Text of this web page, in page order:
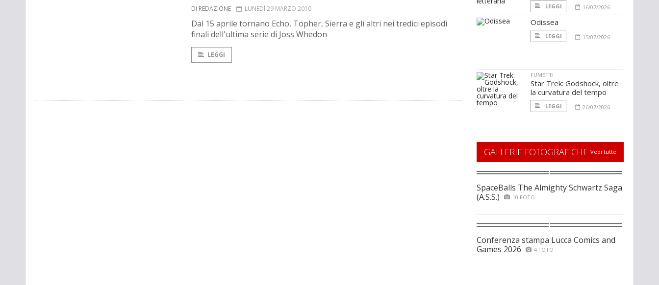
DI REDAZIONE LUNEDÌ 29 MARZO 2010
Dal 15 aprile tornano Echo, Topher, Sierra e gli altri nei tredici episodi
finali dell'ultima serie di Joss Whedon
LEGGI
LEGGI 16/07/2026
Odissea
LEGGI 15/07/2026
FUMETTI
Star Trek: Godshock, oltre
la curvatura del tempo
LEGGI 26/07/2026
GALLERIE FOTOGRAFICHE Vedi tutte
SpaceBalls The Almighty Schwartz Saga
(A.S.S.)
10 FOTO
Conferenza stampa Lucca Comics and
Games 2026
4 FOTO